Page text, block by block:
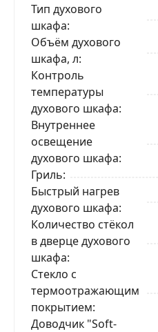
Тип духового
шкафа
Объём духового
шкафа, л
Контроль
температуры
духового шкафа
Внутреннее
освещение
духового шкафа
Гриль
Быстрый нагрев
духового шкафа
Количество стёкол
в дверце духового
шкафа
Стекло с
термоотражающим
покрытием
Доводчик "Soft-